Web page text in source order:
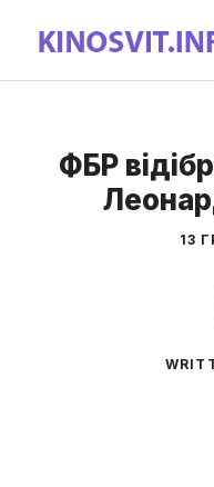
вмісту
ФБР
13